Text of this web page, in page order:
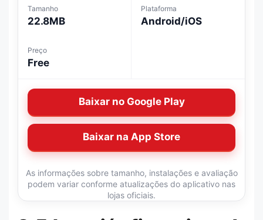
Tamanho
22.8MB
Plataforma
Android/iOS
Preço
Free
Baixar no Google Play
Baixar na App Store
As informações sobre tamanho, instalações e avaliação
podem variar conforme atualizações do aplicativo nas
lojas oficiais.